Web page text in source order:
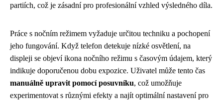
partiích, což je zásadní pro profesionální vzhled výsledného díla.
Práce s nočním režimem vyžaduje určitou techniku a pochopení
jeho fungování. Když telefon detekuje nízké osvětlení, na
displeji se objeví ikona nočního režimu s časovým údajem, který
indikuje doporučenou dobu expozice. Uživatel může tento čas
manuálně upravit pomocí posuvníku, což umožňuje
experimentovat s různými efekty a najít optimální nastavení pro